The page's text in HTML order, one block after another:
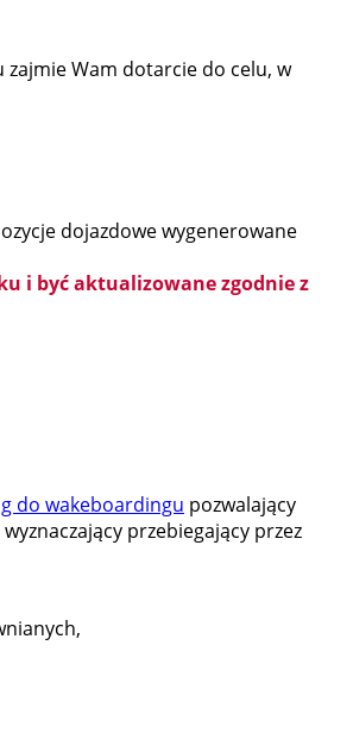
zajmie Wam dotarcie do celu, w
dojazdowe wygenerowane
i być aktualizowane zgodnie z
do wakeboardingu pozwalający
przebiegający przez